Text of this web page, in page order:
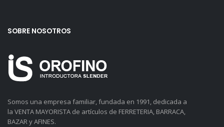
SOBRE NOSOTROS
Somos una empresa familiar, fundada en 1991, dedicada a
la VENTA MAYORISTA de artículos de FERRETERIA, BARRACA,
BAZAR y AFINES.